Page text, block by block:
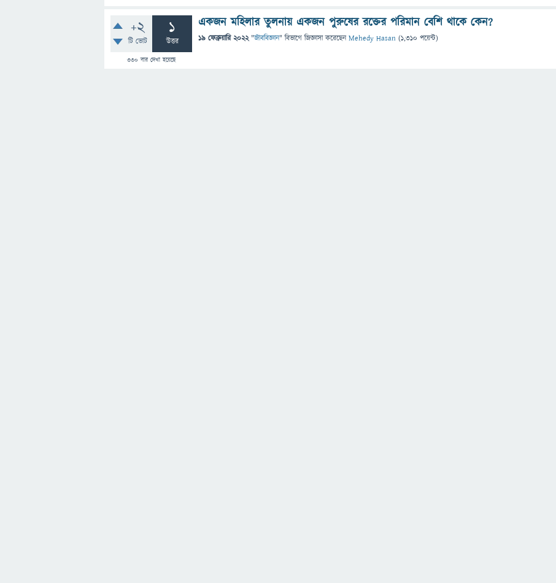
+2
টি ভোট
1
উত্তর
330 বার দেখা হয়েছে
একজন মহিলার তুলনায় একজন পুরুষের রক্তের পরিমান বেশি থাকে কেন?
19 ফেব্রুয়ারি 2022 "জীববিজ্ঞান" বিভাগে জিজ্ঞাসাকরেছেনMehedy Hasan (1,310 পয়েন্ট)